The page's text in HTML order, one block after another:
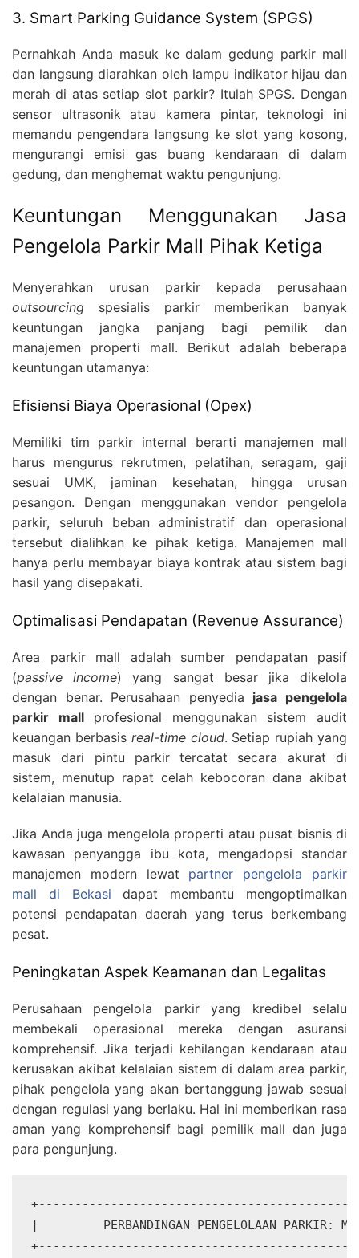
3. Smart Parking Guidance System (SPGS)
Pernahkah Anda masuk ke dalam gedung parkir mall
dan langsung diarahkan oleh lampu indikator hijau dan
merah di atas setiap slot parkir? Itulah SPGS. Dengan
sensor ultrasonik atau kamera pintar, teknologi ini
memandu pengendara langsung ke slot yang kosong,
mengurangi emisi gas buang kendaraan di dalam
gedung, dan menghemat waktu pengunjung.
Keuntungan Menggunakan Jasa
Pengelola Parkir Mall Pihak Ketiga
Menyerahkan urusan parkir kepada perusahaan
outsourcing spesialis parkir memberikan banyak
keuntungan jangka panjang bagi pemilik dan
manajemen properti mall. Berikut adalah beberapa
keuntungan utamanya:
Efisiensi Biaya Operasional (Opex)
Memiliki tim parkir internal berarti manajemen mall
harus mengurus rekrutmen, pelatihan, seragam, gaji
sesuai UMK, jaminan kesehatan, hingga urusan
pesangon. Dengan menggunakan vendor pengelola
parkir, seluruh beban administratif dan operasional
tersebut dialihkan ke pihak ketiga. Manajemen mall
hanya perlu membayar biaya kontrak atau sistem bagi
hasil yang disepakati.
Optimalisasi Pendapatan (Revenue Assurance)
Area parkir mall adalah sumber pendapatan pasif
(passive income) yang sangat besar jika dikelola
dengan benar. Perusahaan penyedia jasa pengelola
parkir mallprofesional menggunakan sistem audit
keuangan berbasis real-time cloud. Setiap rupiah yang
masuk dari pintu parkir tercatat secara akurat di
sistem, menutup rapat celah kebocoran dana akibat
kelalaian manusia.
Jika Anda juga mengelola properti atau pusat bisnis di
kawasan penyangga ibu kota, mengadopsi standar
manajemen modern lewat partner pengelola parkir
mall di Bekasi dapat membantu mengoptimalkan
potensi pendapatan daerah yang terus berkembang
pesat.
Peningkatan Aspek Keamanan dan Legalitas
Perusahaan pengelola parkir yang kredibel selalu
membekali operasional mereka dengan asuransi
komprehensif. Jika terjadi kehilangan kendaraan atau
kerusakan akibat kelalaian sistem di dalam area parkir,
pihak pengelola yang akan bertanggung jawab sesuai
dengan regulasi yang berlaku. Hal ini memberikan rasa
aman yang komprehensif bagi pemilik mall dan juga
para pengunjung.
|         PERBANDINGAN PENGELOLAAN PARKIR: